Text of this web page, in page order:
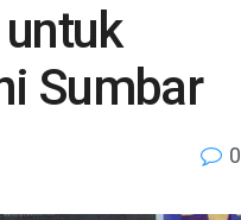
Sumbar
0